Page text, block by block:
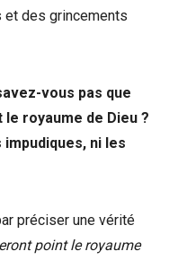
et des grincements
vous pas que
royaume de Dieu ?
ni les
préciser une vérité
point le royaume